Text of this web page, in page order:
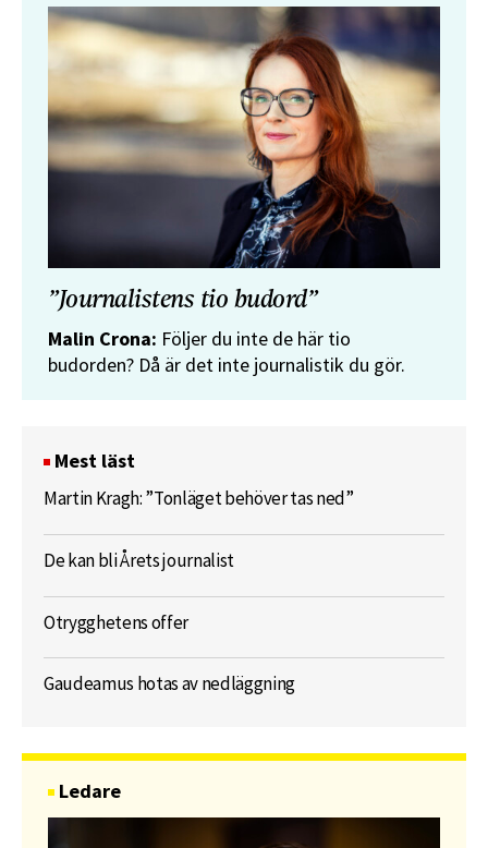
”Journalistens tio budord”
Malin Crona: Följer du inte de här tio
budorden? Då är det inte journalistik du gör.
Mest läst
Martin Kragh: ”Tonläget behöver tas ned”
De kan bli Årets journalist
Otrygghetens offer
Gaudeamus hotas av nedläggning
Ledare